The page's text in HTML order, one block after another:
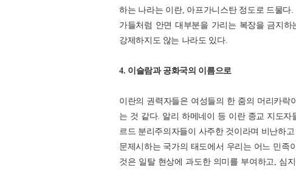
하는 나라는 이란, 아프가니스탄 정도로 드물
가들처럼 안면 대부분을 가리는 복장을 금지
강제하지도 않는 나라도 있다.
4. 이슬람과 공화국의 이름으로
이란의 권력자들은 여성들의 한 줌의 머리카
는 것 같다. 알리 하메네이 등 이란 종교 지도
르드 분리주의자들이 사주한 것이라며 비난하
문제시하는 국가의 태도에서 우리는 어느 민족
것은 일탈 현상에 과도한 의미를 부여하고, 심